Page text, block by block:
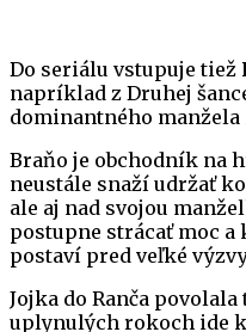
Do seriálu vstupuje tiež
napríklad z Druhej
dominantného manžela
Braňo je obchodník na
neustále snaží udržať
ale aj nad svojou
postupne strácať moc a
postaví pred veľké
Jojka do Ranča povolala
uplynulých rokoch ide